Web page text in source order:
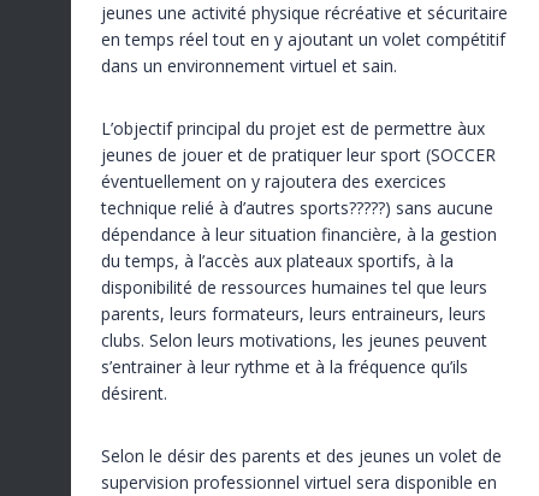
jeunes une activité physique récréative et sécuritaire
en temps réel tout en y ajoutant un volet compétitif
dans un environnement virtuel et sain.
L’objectif principal du projet est de permettre àux
jeunes de jouer et de pratiquer leur sport (SOCCER
éventuellement on y rajoutera des exercices
technique relié à d’autres sports?????) sans aucune
dépendance à leur situation financière, à la gestion
du temps, à l’accès aux plateaux sportifs, à la
disponibilité de ressources humaines tel que leurs
parents, leurs formateurs, leurs entraineurs, leurs
clubs. Selon leurs motivations, les jeunes peuvent
s’entrainer à leur rythme et à la fréquence qu’ils
désirent.
Selon le désir des parents et des jeunes un volet de
supervision professionnel virtuel sera disponible en